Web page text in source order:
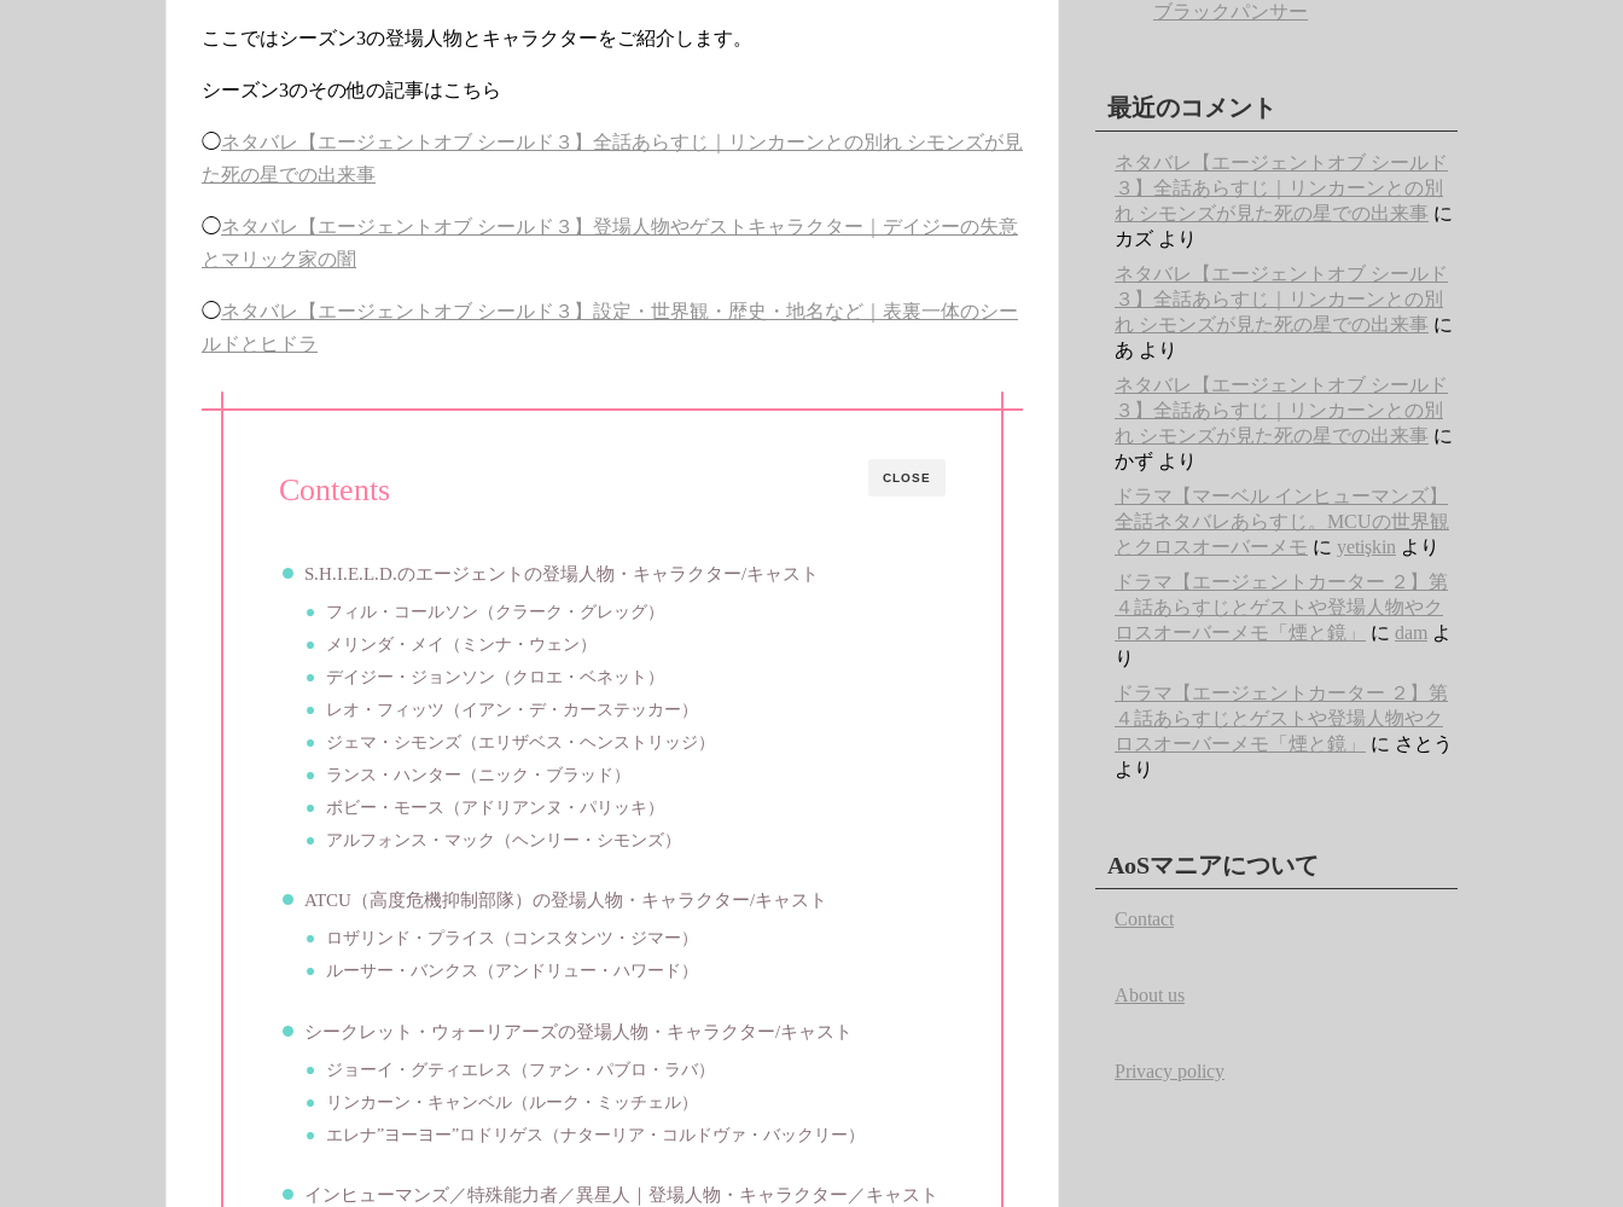
ここではシーズン3の登場人物とキャラクターをご紹介します。
シーズン3のその他の記事はこちら
◯ネタバレ【エージェントオブ シールド３】全話あらすじ｜リンカーンとの別れ シモンズが見
た死の星での出来事
◯ネタバレ【エージェントオブ シールド３】登場人物やゲストキャラクター｜デイジーの失意
とマリック家の闇
◯ネタバレ【エージェントオブ シールド３】設定・世界観・歴史・地名など｜表裏一体のシー
ルドとヒドラ
CLOSE
Contents
S.H.I.E.L.D.のエージェントの登場人物・キャラクター/キャスト
フィル・コールソン（クラーク・グレッグ）
メリンダ・メイ（ミンナ・ウェン）
デイジー・ジョンソン（クロエ・ベネット）
レオ・フィッツ（イアン・デ・カーステッカー）
ジェマ・シモンズ（エリザベス・ヘンストリッジ）
ランス・ハンター（ニック・ブラッド）
ボビー・モース（アドリアンヌ・パリッキ）
アルフォンス・マック（ヘンリー・シモンズ）
ATCU（高度危機抑制部隊）の登場人物・キャラクター/キャスト
ロザリンド・プライス（コンスタンツ・ジマー）
ルーサー・バンクス（アンドリュー・ハワード）
シークレット・ウォーリアーズの登場人物・キャラクター/キャスト
ジョーイ・グティエレス（ファン・パブロ・ラバ）
リンカーン・キャンベル（ルーク・ミッチェル）
エレナ”ヨーヨー”ロドリゲス（ナターリア・コルドヴァ・バックリー）
インヒューマンズ／特殊能力者／異星人｜登場人物・キャラクター／キャスト
ブラックパンサー
最近のコメント
ネタバレ【エージェントオブ シールド
３】全話あらすじ｜リンカーンとの別
れ シモンズが見た死の星での出来事 に
カズ より
ネタバレ【エージェントオブ シールド
３】全話あらすじ｜リンカーンとの別
れ シモンズが見た死の星での出来事 に
あ より
ネタバレ【エージェントオブ シールド
３】全話あらすじ｜リンカーンとの別
れ シモンズが見た死の星での出来事 に
かず より
ドラマ【マーベル インヒューマンズ】
全話ネタバレあらすじ。MCUの世界観
とクロスオーバーメモ に yetişkin より
ドラマ【エージェントカーター ２】第
４話あらすじとゲストや登場人物やク
ロスオーバーメモ「煙と鏡」
に dam よ
り
ドラマ【エージェントカーター ２】第
４話あらすじとゲストや登場人物やク
ロスオーバーメモ「煙と鏡」
に さとう
より
AoSマニアについて
Contact
About us
Privacy policy